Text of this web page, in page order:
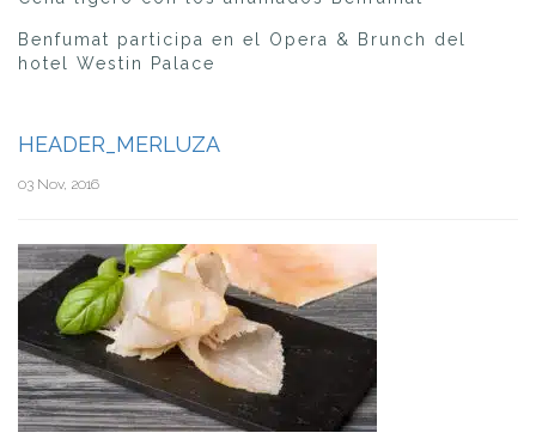
Benfumat participa en el Opera & Brunch del
hotel Westin Palace
HEADER_MERLUZA
03 Nov, 2016